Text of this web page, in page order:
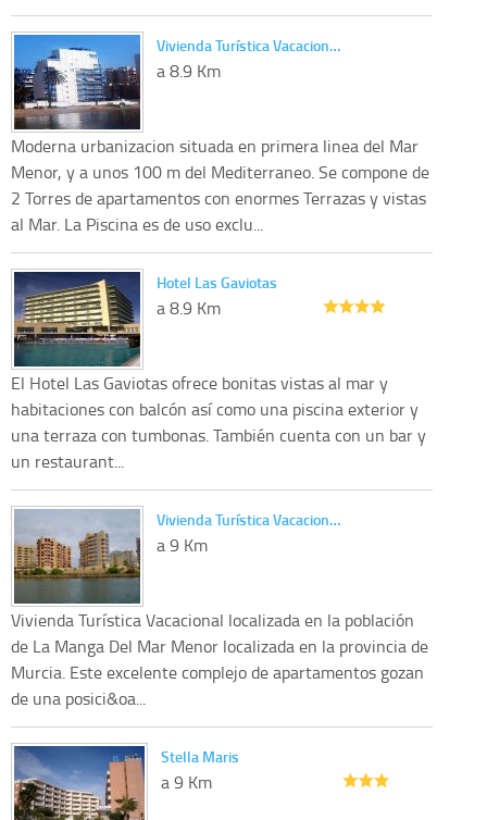
Vivienda Turística Vacacion…
a 8.9 Km
Moderna urbanizacion situada en primera linea del Mar
Menor, y a unos 100 m del Mediterraneo. Se compone de
2 Torres de apartamentos con enormes Terrazas y vistas
al Mar. La Piscina es de uso exclu...
Hotel Las Gaviotas
a 8.9 Km
El Hotel Las Gaviotas ofrece bonitas vistas al mar y
habitaciones con balcón así como una piscina exterior y
una terraza con tumbonas. También cuenta con un bar y
un restaurant...
Vivienda Turística Vacacion…
a 9 Km
Vivienda Turística Vacacional localizada en la población
de La Manga Del Mar Menor localizada en la provincia de
Murcia. Este excelente complejo de apartamentos gozan
de una posici&oa...
Stella Maris
a 9 Km